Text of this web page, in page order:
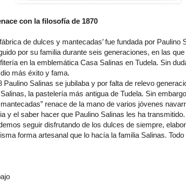
con la filosofía de 1870
de dulces y mantecadas’ fue fundada por Paulino
por su familia durante seis generaciones, en las
en la emblemática Casa Salinas en Tudela. Sin
más éxito y fama.
Paulino Salinas se jubilaba y por falta de relevo
la pastelería más antigua de Tudela. Sin
renace de la mano de varios jóvenes
y el saber hacer que Paulino Salinas les ha transmitido.
seguir disfrutando de los dulces de siempre,
forma artesanal que lo hacía la familia Salinas.